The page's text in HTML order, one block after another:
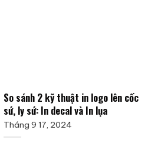
So sánh 2 kỹ thuật in logo lên cốc
sứ, ly sứ: In decal và In lụa
Tháng 9 17, 2024